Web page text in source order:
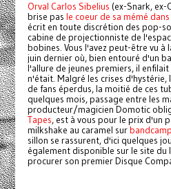
Orval Carlos Sibelius (ex-Snark, ex-
brise pas le coeur de sa mémé
écrit en toute discrétion des pop-
cabine de projectionniste de
bobines. Vous l'avez peut-être vu à
juin dernier où, bien entouré d'un
l'allure de jeunes premiers, il
n'était. Malgré les crises d'hystérie,
de fans éperdus, la moitié de ces
quelques mois, passage entre les
producteur/magicien Domotic
Tapes, est à vous pour le prix d'un
milkshake au caramel surbandcamp
sillon se rassurent, d'ici quelques
également disponible sur le site
procurer son premier Disque